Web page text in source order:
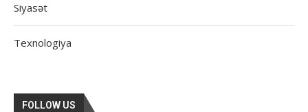
Siyasət
Texnologiya
FOLLOW US